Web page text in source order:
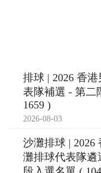
排球 | 2026 香
表隊補選 - 第二
1659 )
2026-08-03
沙灘排球 | 2026
灘排球代表隊遴